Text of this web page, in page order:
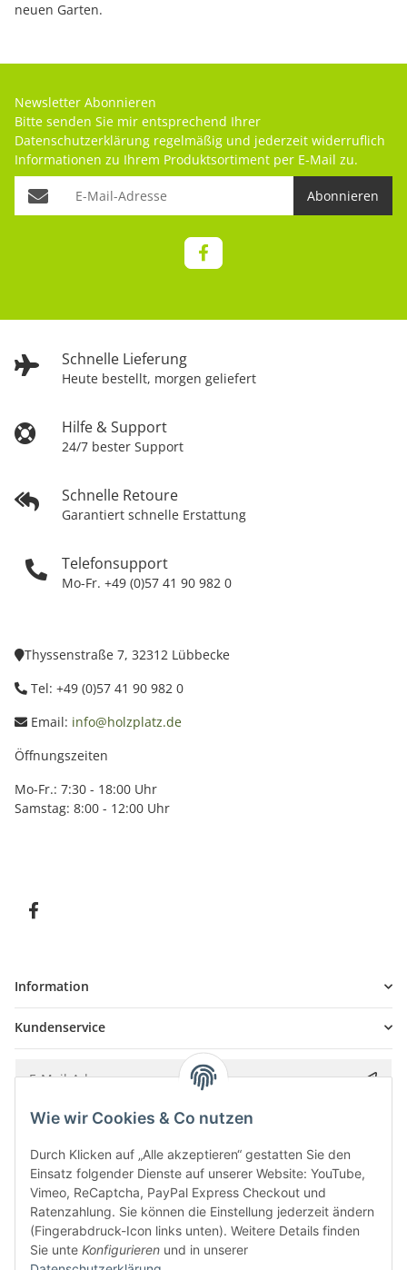
neuen Garten.
Schnelle Lieferung
Heute bestellt, morgen geliefert
Hilfe & Support
24/7 bester Support
Schnelle Retoure
Garantiert schnelle Erstattung
Telefonsupport
Mo-Fr. +49 (0)57 41 90 982 0
Newsletter Abonnieren
Bitte senden Sie mir entsprechend Ihrer
Datenschutzerklärung regelmäßig und jederzeit widerruflich
Informationen zu Ihrem Produktsortiment per E-Mail zu.
Abonnieren
Thyssenstraße 7, 32312 Lübbecke
Tel: +49 (0)57 41 90 982 0
Email: info@holzplatz.de
Öffnungszeiten
Mo-Fr.: 7:30 - 18:00 Uhr
Samstag: 8:00 - 12:00 Uhr
Information
Kundenservice
Bitte senden Sie mir entsprechend IhrerDatenschutzerklärung
Wie wir Cookies & Co nutzen
Durch Klicken auf „Alle akzeptieren“ gestatten Sie den
Einsatz folgender Dienste auf unserer Website: YouTube,
Vimeo, ReCaptcha, PayPal Express Checkout und
Ratenzahlung. Sie können die Einstellung jederzeit ändern
(Fingerabdruck-Icon links unten). Weitere Details finden
Sie unte Konfigurieren und in unserer